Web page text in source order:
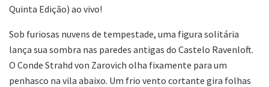
Quinta Edição) ao vivo!
Sob furiosas nuvens de tempestade, uma figura solitária
lança sua sombra nas paredes antigas do Castelo Ravenloft.
O Conde Strahd von Zarovich olha fixamente para um
penhasco na vila abaixo. Um frio vento cortante gira folhas